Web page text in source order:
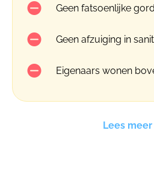
Geen fatsoenlijke
Geen afzuiging in
Eigenaars wonen
Lees meer